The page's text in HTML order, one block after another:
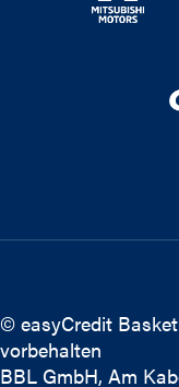
© easyCredit
vorbehalten
BBL GmbH, Am